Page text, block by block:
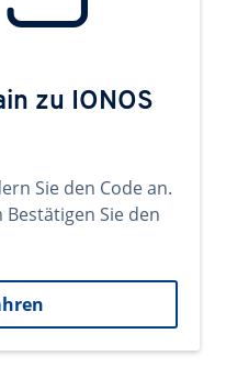
zu IONOS
Sie den Code an.
Sie den